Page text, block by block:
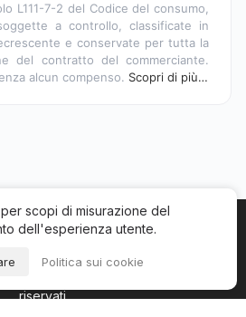
L111-7-2 del Codice del consumo,
a controllo, classificate in
e conservate per tutta la
del contratto del commerciante.
alcun compenso. Scopri di più…
Categorie CGU
riservati.
scopi di misurazione del
dell'esperienza utente.
Politica sui cookie